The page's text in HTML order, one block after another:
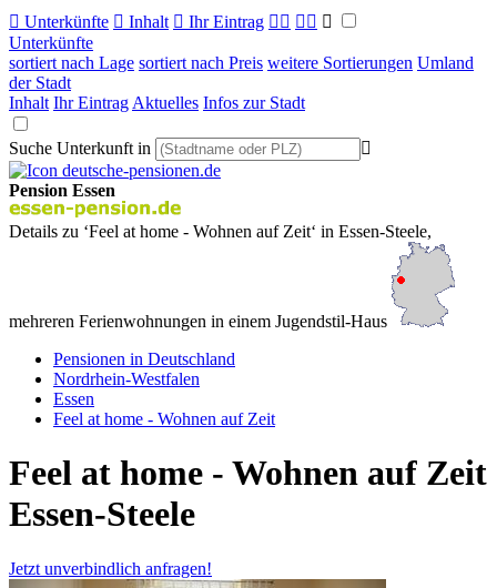
 Unterkünfte  Inhalt  Ihr Eintrag   
Unterkünfte
sortiert nach Lage sortiert nach Preis weitere Sortierungen Umland
der Stadt
Inhalt Ihr Eintrag Aktuelles Infos zur Stadt
Suche Unterkunft in 
Pension Essen
Details zu ‘Feel at home - Wohnen auf Zeit‘ in Essen-Steele,
mehreren Ferienwohnungen in einem Jugendstil-Haus
Pensionen in Deutschland
Nordrhein-Westfalen
Essen
Feel at home - Wohnen auf Zeit
Feel at home - Wohnen auf Zeit
Essen-Steele
Jetzt unverbindlich anfragen!